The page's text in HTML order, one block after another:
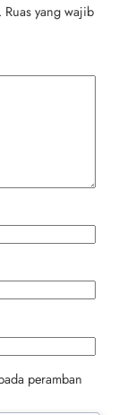
Ruas yang wajib
peramban